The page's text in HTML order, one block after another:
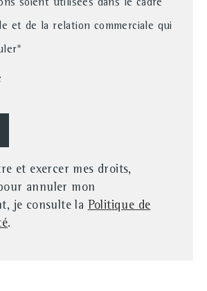
soient utilisées dans le cadre
et de la relation commerciale qui
et exercer mes droits,
annuler mon
je consulte la Politique de
.